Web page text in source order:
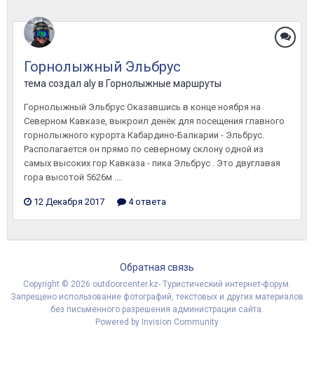
Горнолыжный Эльбрус
тема создал alyв Горнолыжные маршруты
Горнолыжный Эльбрус Оказавшись в конце ноября на
Северном Кавказе, выкроил денёк для посещения главного
горнолыжного курорта Кабардино-Балкарии - Эльбрус.
Располагается он прямо по северному склону одной из
самых высоких гор Кавказа - пика Эльбрус . Это двуглавая
гора высотой 5626м ....
12 Декабря 2017 4 ответа
Обратная связь
Copyright © 2026 outdoorcenter.kz- Туристический интернет-форум.
Запрещено использование фотографий, текстовых и других материалов
без письменного разрешения администрации сайта.
Powered by Invision Community